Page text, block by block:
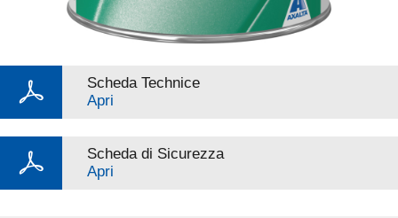
Scheda Technice
Apri
Scheda di Sicurezza
Apri